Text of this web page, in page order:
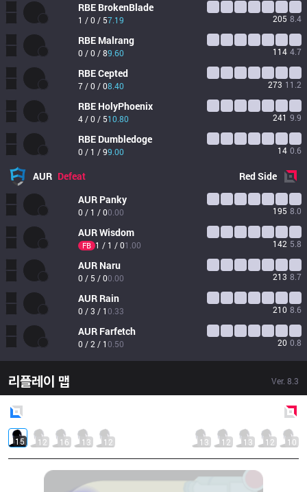
RBE BrokenBlade
1 / 0 / 57.19 205 8.4
RBE Malrang
0 / 0 / 89.60 114 4.7
RBECepted
7 / 0 / 08.40 273 11.2
RBE HolyPhoenix
4 / 0 / 510.80 241 9.9
RBE Dumbledoge
0 / 1 / 99.00 14 0.6
AUR Defeat RedSide
AUR Panky
0 / 1 / 00.00 195 8.0
AURWisdom
FB 1 / 1 / 01.00 142 5.8
AUR Naru
0 / 5 / 00.00 213 8.7
AUR Rain
0 / 3 / 10.33 210 8.6
AUR Farfetch
0 / 2 / 10.50 20 0.8
리플레이 맵 Ver. 8.3
15 12 16 13 12 13 12 13 12 10